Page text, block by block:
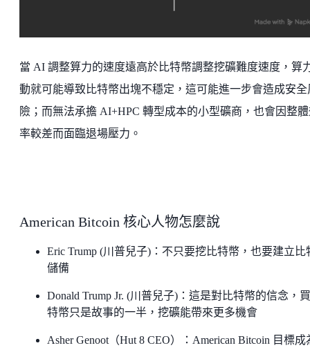
當 AI 調整算力的速度遠高於比特幣調整挖礦難度速度，算
動就可能導致比特幣出塊不穩定，這可能進一步會造成安全
險；而無法承擔 AI+HPC 轉型成本的小型礦商，也會因整
率較差而面臨退場壓力。
American Bitcoin 核心人物怎麼說
Eric Trump (川普兒子)：不只要挖比特幣，也要建立比
儲備
Donald Trump Jr. (川普兒子)：這是對比特幣的信念，
特幣只是故事的一半，挖礦能帶來更多機會
Asher Genoot（Hut 8 CEO）：American Bitcoin 目標成